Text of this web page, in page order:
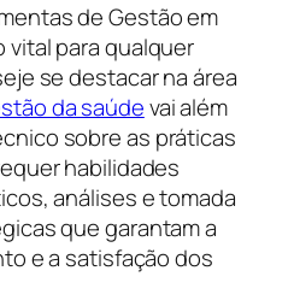
de Gestão em
vital para qualquer
se destacar na área
da saúdevai além
sobre as práticas
habilidades
análises e tomada
que garantam a
e a satisfação dos